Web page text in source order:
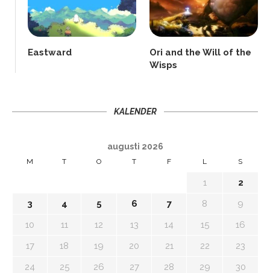
Eastward
Ori and the Will of the
Wisps
KALENDER
augusti 2026
M T O T F L S
1
2
3
4 5 6 7 8
9
10
11 12 13 14 15
16
17
18 19 20 21 22
23
24
25 26 27 28 29
30